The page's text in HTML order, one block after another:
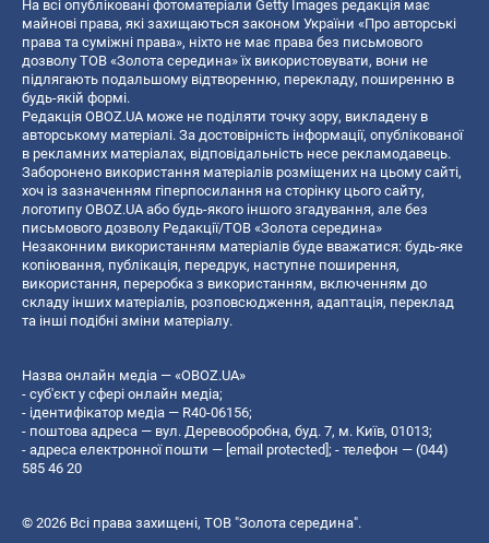
На всі опубліковані фотоматеріали Getty Images редакція має
майнові права, які захищаються законом України «Про авторські
права та суміжні права», ніхто не має права без письмового
дозволу ТОВ «Золота середина» їх використовувати, вони не
підлягають подальшому відтворенню, перекладу, поширенню в
будь-якій формі.
Редакція OBOZ.UA може не поділяти точку зору, викладену в
авторському матеріалі. За достовірність інформації, опублікованої
в рекламних матеріалах, відповідальність несе рекламодавець.
Заборонено використання матеріалів розміщених на цьому сайті,
хоч із зазначенням гіперпосилання на сторінку цього сайту,
логотипу OBOZ.UA або будь-якого іншого згадування, але без
письмового дозволу Редакції/ТОВ «Золота середина»
Незаконним використанням матеріалів буде вважатися: будь-яке
копiювання, публiкацiя, передрук, наступне поширення,
використання, переробка з використанням, включенням до
складу інших матеріалів, розповсюдження, адаптація, переклад
та інші подібні зміни матеріалу.
Назва онлайн медіа — «OBOZ.UA»
- суб'єкт у сфері онлайн медіа;
- ідентифікатор медіа — R40-06156;
- поштова адреса — вул. Деревообробна, буд. 7, м. Київ, 01013;
- адреса електронної пошти — [email protected]; - телефон — (044)
585 46 20
© 2026 Всі права захищені, ТОВ "Золота середина".